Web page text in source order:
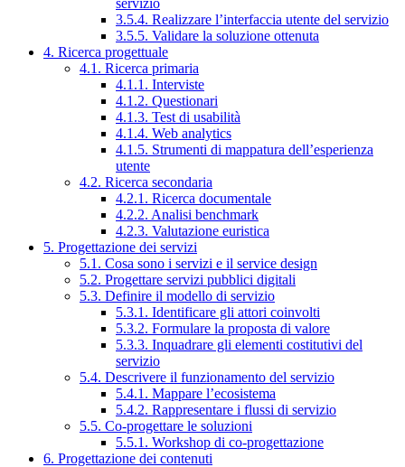
3.5.4. Realizzare l’interfaccia utente del servizio
3.5.5. Validare la soluzione ottenuta
4. Ricerca progettuale
4.1. Ricerca primaria
4.1.1. Interviste
4.1.2. Questionari
4.1.3. Test di usabilità
4.1.4. Web analytics
4.1.5. Strumenti di mappatura dell’esperienza
utente
4.2. Ricerca secondaria
4.2.1. Ricerca documentale
4.2.2. Analisi benchmark
4.2.3. Valutazione euristica
5. Progettazione dei servizi
5.1. Cosa sono i servizi e il service design
5.2. Progettare servizi pubblici digitali
5.3. Definire il modello di servizio
5.3.1. Identificare gli attori coinvolti
5.3.2. Formulare la proposta di valore
5.3.3. Inquadrare gli elementi costitutivi del
servizio
5.4. Descrivere il funzionamento del servizio
5.4.1. Mappare l’ecosistema
5.4.2. Rappresentare i flussi di servizio
5.5. Co-progettare le soluzioni
5.5.1. Workshop di co-progettazione
6. Progettazione dei contenuti